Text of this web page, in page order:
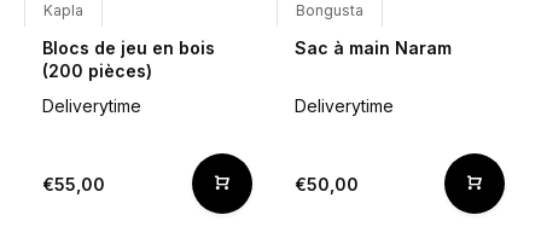
Kapla
Blocs de jeu en bois
(200 pièces)
Deliverytime
€55,00
Bongusta
Sac à main Naram
Deliverytime
€50,00